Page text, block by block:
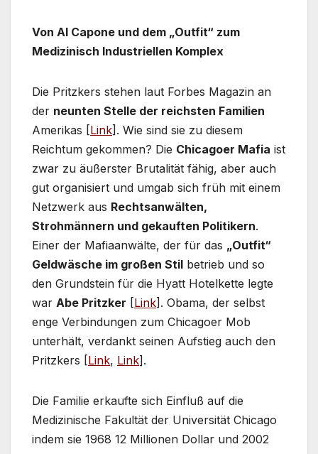
Von Al Capone und dem „Outfit“ zum
Medizinisch Industriellen Komplex
Die Pritzkers stehen laut Forbes Magazin an
der neunten Stelle der reichsten Familien
Amerikas [Link]. Wie sind sie zu diesem
Reichtum gekommen? Die Chicagoer Mafia ist
zwar zu äußerster Brutalität fähig, aber auch
gut organisiert und umgab sich früh mit einem
Netzwerk aus Rechtsanwälten,
Strohmännern und gekauften Politikern.
Einer der Mafiaanwälte, der für das „Outfit“
Geldwäsche im großen Stil betrieb und so
den Grundstein für die Hyatt Hotelkette legte
war Abe Pritzker [Link]. Obama, der selbst
enge Verbindungen zum Chicagoer Mob
unterhält, verdankt seinen Aufstieg auch den
Pritzkers [Link, Link].
Die Familie erkaufte sich Einfluß auf die
Medizinische Fakultät der Universität Chicago
indem sie 1968 12 Millionen Dollar und 2002